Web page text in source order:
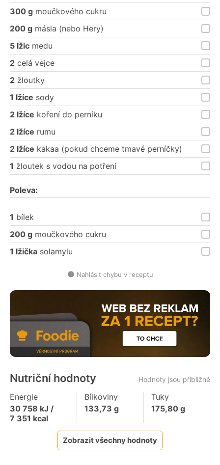
300 g moučkového cukru
200 g másla (nebo Hery)
5 lžic medu
2 celá vejce
2 žloutky
1 lžíce sody
2 lžíce koření do perníku
2 lžíce rumu
2 lžíce kakaa (pokud chceme tmavé perníčky)
1 žloutek s vodou na potření
Poleva:
1 bílek
200 g moučkového cukru
1 lžička solamylu
Nahlásit chybu v receptu
Nutriční hodnoty Hodnoty jsou přibližné
Energie
30 758 kJ /
7 351 kcal
Bílkoviny
133,73 g
Tuky
175,80g
Zobrazit všechny hodnoty